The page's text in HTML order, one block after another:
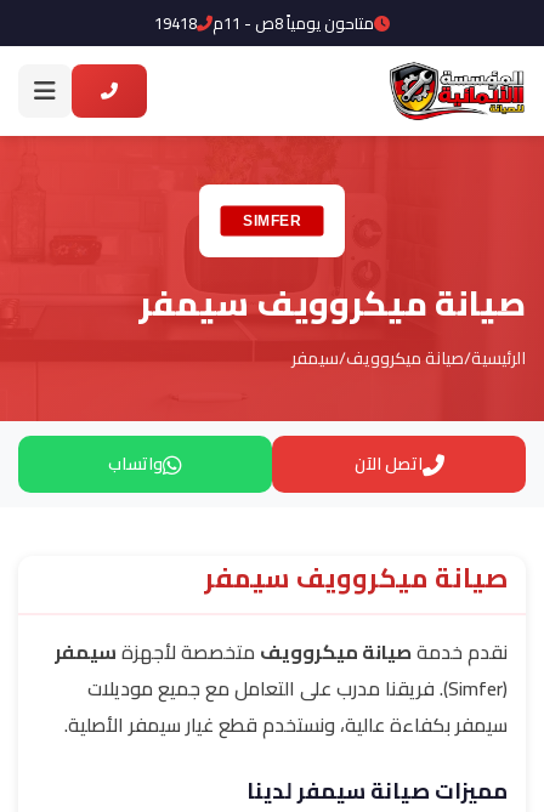
متاحون يومياً 8ص - 11م 19418
صيانة ميكروويف سيمفر
الرئيسية/صيانة ميكروويف/سيمفر
اتصل الآن واتساب
صيانة ميكروويف سيمفر
نقدم خدمةصيانة ميكروويف متخصصة لأجهزةسيمفر
(Simfer). فريقنا مدرب على التعامل مع جميع موديلات
سيمفر بكفاءة عالية، ونستخدم قطع غيار سيمفر الأصلية.
مميزات صيانة سيمفر لدينا